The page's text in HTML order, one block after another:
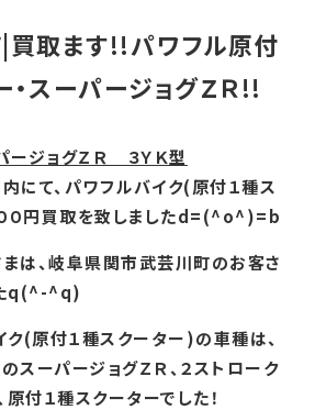
取ます!!パワフル原付
・スーパージョグＺＲ!!
にて、パワフルバイク(原付１種ス
００円買取を致しましたd=(^o^)=b
は、岐阜県関市武芸川町のお客さ
たq(^-^q)
ク(原付１種スクーター)の車種は、
スーパージョグＺＲ、２ストローク
原付１種スクーターでした！